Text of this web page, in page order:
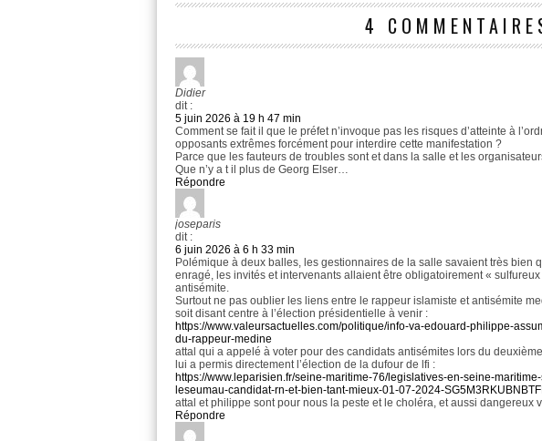
4
Didier
dit :
5 juin 2026 à 19 h 47 min
Comment se fait il que le préfet n’invoque pas les risques d’atteinte à
opposants extrêmes forcément pour interdire cette manifestation ?
Parce que les fauteurs de troubles sont et dans la salle et les
Que n’y a t il plus de Georg Elser…
Répondre
joseparis
dit :
6 juin 2026 à 6 h 33 min
Polémique à deux balles, les gestionnaires de la salle savaient très bien
enragé, les invités et intervenants allaient être obligatoirement «
antisémite.
Surtout ne pas oublier les liens entre le rappeur islamiste et antisémite
soit disant centre à l’élection présidentielle à venir :
https://www.valeursactuelles.com/politique/info-va-edouard-philippe-
du-rappeur-medine
attal qui a appelé à voter pour des candidats antisémites lors du
lui a permis directement l’élection de la dufour de lfi :
https://www.leparisien.fr/seine-maritime-76/legislatives-en-seine-
leseumau-candidat-rn-et-bien-tant-mieux-01-07-2024-
attal et philippe sont pour nous la peste et le choléra, et aussi dangereux
Répondre